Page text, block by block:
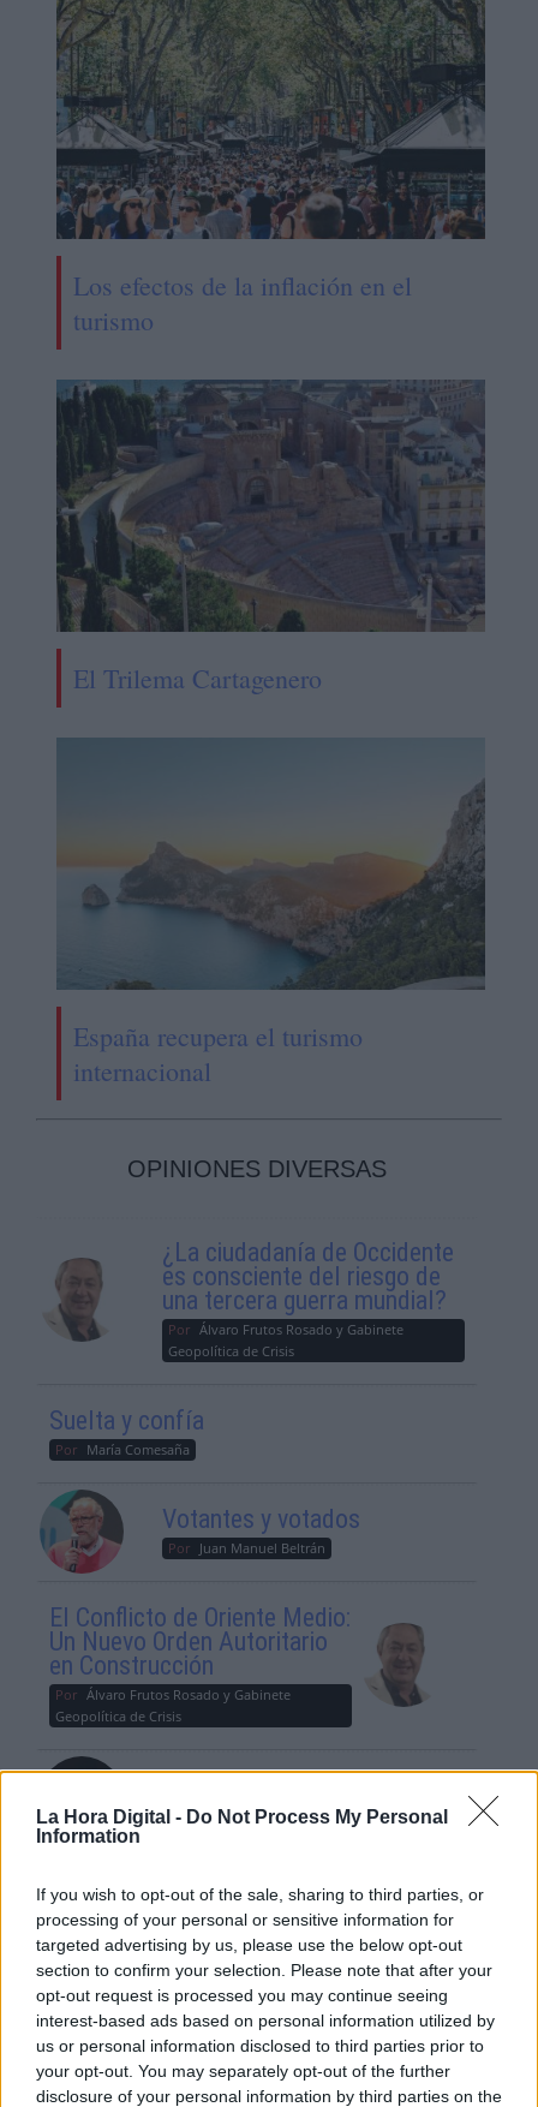
La Hora Digital - Do Not Process My Personal
Information
If you wish to opt-out of the sale, sharing to third parties, or
processing of your personal or sensitive information for
targeted advertising by us, please use the below opt-out
section to confirm your selection. Please note that after your
opt-out request is processed you may continue seeing
interest-based ads based on personal information utilized by
us or personal information disclosed to third parties prior to
your opt-out. You may separately opt-out of the further
disclosure of your personal information by third parties on the
Los efectos de la inflación en el
turismo
El Trilema Cartagenero
España recupera el turismo
internacional
OPINIONES DIVERSAS
¿La ciudadanía de Occidente
es consciente del riesgo de
una tercera guerra mundial?
Por Álvaro Frutos Rosado y Gabinete
Geopolítica de Crisis
Suelta y confía
Por María Comesaña
Votantes y votados
Por Juan Manuel Beltrán
El Conflicto de Oriente Medio:
Un Nuevo Orden Autoritario
en Construcción
Por Álvaro Frutos Rosado y Gabinete
Geopolítica de Crisis
Por Carlos Miranda
Clara Campoamor: Mi sueño,
mi pesadilla
Por María Pérez Herrero
NOTICIAS MAS VISTAS